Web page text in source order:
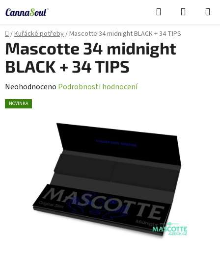
na
obsah
Hledat
KOŠÍK
Domů
/Kuřácké potřeby/Mascotte 34 midnight BLACK + 34 TIPS
Mascotte 34 midnight
BLACK + 34 TIPS
Průměrné
hodnocení
Neohodnoceno Podrobnosti hodnocení
NOVINKA
Cannasoul Asistent